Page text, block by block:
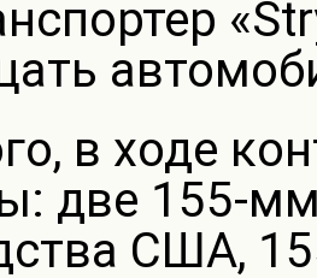
в ходе
две 155-
США,